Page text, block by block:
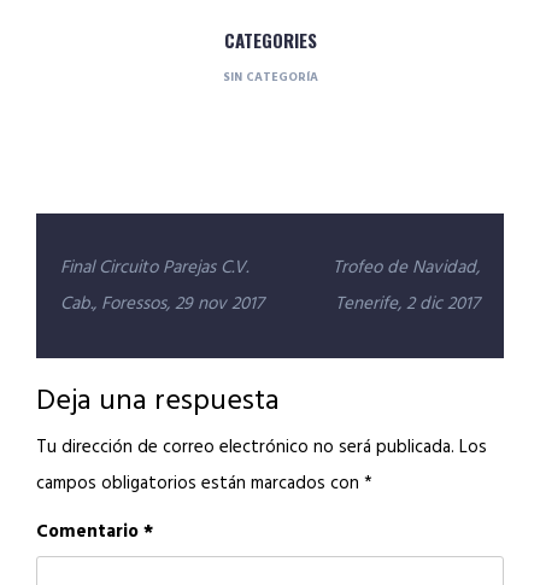
CATEGORIES
SIN CATEGORÍA
Navegación
de
entradas
Final Circuito Parejas C.V.
Cab., Foressos, 29 nov 2017
Trofeo de Navidad,
Tenerife, 2 dic 2017
Deja una respuesta
Tu dirección de correo electrónico no será publicada. Los
campos obligatorios están marcados con *
Comentario*